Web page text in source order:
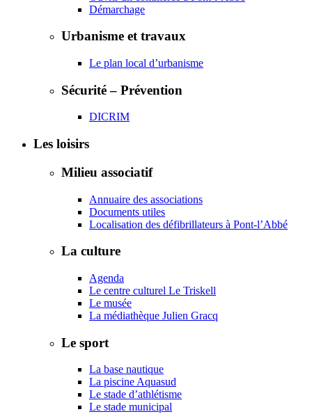
Démarchage
Urbanisme et travaux
Le plan local d’urbanisme
Sécurité – Prévention
DICRIM
Les loisirs
Milieu associatif
Annuaire des associations
Documents utiles
Localisation des défibrillateurs à Pont-l’Abbé
La culture
Agenda
Le centre culturel Le Triskell
Le musée
La médiathèque Julien Gracq
Le sport
La base nautique
La piscine Aquasud
Le stade d’athlétisme
Le stade municipal